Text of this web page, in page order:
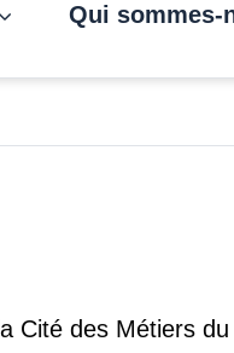
Qui sommes-
Cité des Métiers